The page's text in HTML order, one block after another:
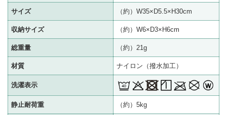
サイズ （約）W35×D5.5×H30cm
収納サイズ （約）W6×D3×H6cm
総重量 （約）21g
材質 ナイロン（撥水加工）
洗濯表示
静止耐荷重 （約）5kg